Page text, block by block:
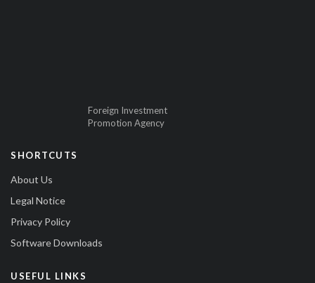
Foreign Investment
Promotion Agency
SHORTCUTS
About Us
Legal Notice
Privacy Policy
Software Downloads
USEFUL LINKS